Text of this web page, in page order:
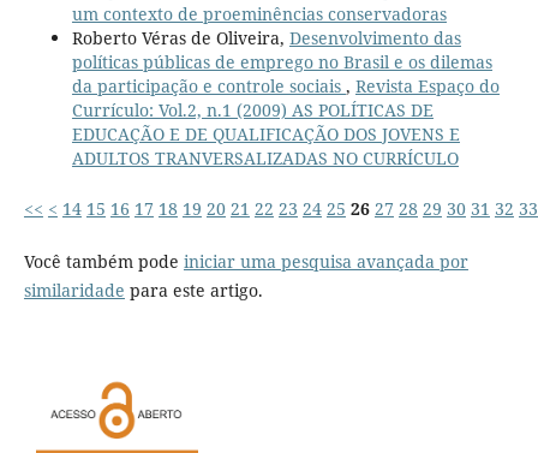
um contexto de proeminências conservadoras
Roberto Véras de Oliveira, Desenvolvimento das
políticas públicas de emprego no Brasil e os dilemas
da participação e controle sociais , Revista Espaço do
Currículo: Vol.2, n.1 (2009) AS POLÍTICAS DE
EDUCAÇÃO E DE QUALIFICAÇÃO DOS JOVENS E
ADULTOS TRANVERSALIZADAS NO CURRÍCULO
<< < 14 15 16 17 18 19 20 21 22 23 24 25 26 27 28 29 30 31 32 33
Você também pode iniciar uma pesquisa avançada por
similaridade para este artigo.